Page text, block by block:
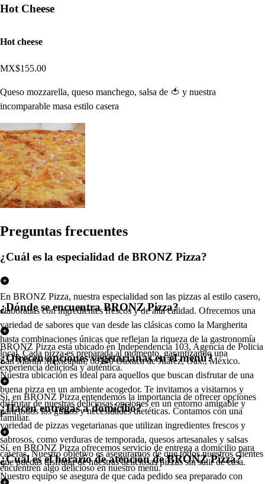
Hot Cheese
Hot cheese
MX$155.00
Queso mozzarella, queso manchego, salsa de 🍅 y nuestra
incomparable masa estilo casera
Preguntas frecuentes
¿Cuál es la especialidad de BRONZ Pizza?
En BRONZ Pizza, nuestra especialidad son las pizzas al estilo casero,
elaboradas con ingredientes frescos y de alta calidad. Ofrecemos una
variedad de sabores que van desde las clásicas como la Margherita
hasta combinaciones únicas que reflejan la riqueza de la gastronomía
local. Cada pizza es preparada al momento, garantizando una
experiencia deliciosa y auténtica.
¿Dónde se encuentra BRONZ Pizza?
BRONZ Pizza está ubicado en Independencia 103, Agencia de Policia
San Martin Mexicapan, 68140 Oaxaca de Juárez, Oax., México.
Nuestra ubicación es ideal para aquellos que buscan disfrutar de una
buena pizza en un ambiente acogedor. Te invitamos a visitarnos y
disfrutar de nuestras deliciosas opciones en un entorno amigable y
familiar.
¿Ofrecen opciones vegetarianas en el menú?
Sí, en BRONZ Pizza entendemos la importancia de ofrecer opciones
para todos los gustos y necesidades dietéticas. Contamos con una
variedad de pizzas vegetarianas que utilizan ingredientes frescos y
sabrosos, como verduras de temporada, quesos artesanales y salsas
caseras. Nuestro objetivo es asegurarnos de que todos nuestros clientes
encuentren algo delicioso en nuestro menú.
¿Hacen entregas a domicilio?
Sí, en BRONZ Pizza ofrecemos servicio de entrega a domicilio para
que puedas disfrutar de nuestras deliciosas pizzas sin salir de casa.
Nuestro equipo se asegura de que cada pedido sea preparado con
¿Cuál es el horario de atención de BRONZ Pizza?